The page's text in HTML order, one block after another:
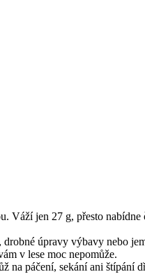
Váží jen 27 g, přesto nabídne
úpravy výbavy nebo
v lese moc nepomůže.
páčení, sekání ani štípání